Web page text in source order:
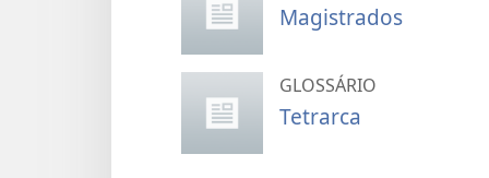
Magistrados
GLOSSÁRIO
Tetrarca